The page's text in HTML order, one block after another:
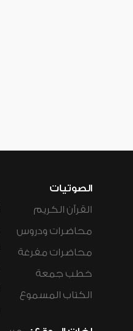
الصوتيات
القرآن الكريم
محاضرات ودروس
محاضرات مفرغة
خطب جمعة
الكتاب المسموع